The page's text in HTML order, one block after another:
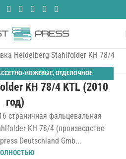
НОЖЕВЫЕ, ОТДЕЛОЧНОЕ
САМОНАКЛАД,ФАЛЬЦЕВАЛЬНЫЕ
KH 78/4 KTL (2010
год)
страничная фальцевальная
KH 78/4 (производство
Deutschland Gmb...